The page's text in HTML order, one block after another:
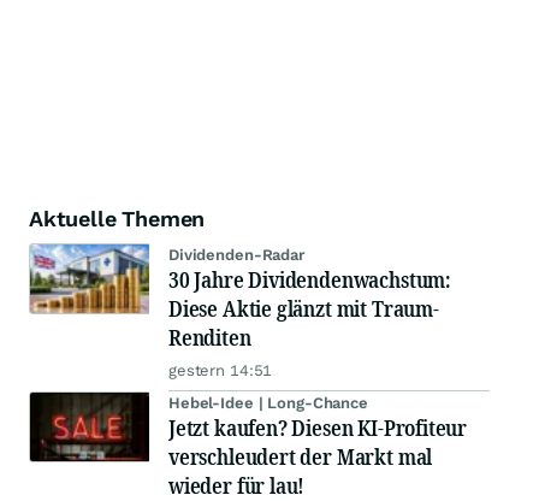
Aktuelle Themen
Dividenden-Radar
30 Jahre Dividendenwachstum:
Diese Aktie glänzt mit Traum-
Renditen
gestern 14:51
Hebel-Idee | Long-Chance
Jetzt kaufen? Diesen KI-Profiteur
verschleudert der Markt mal
wieder für lau!